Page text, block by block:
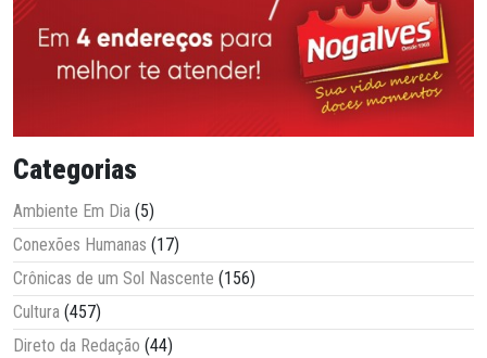
Categorias
Ambiente Em Dia (5)
Conexões Humanas (17)
Crônicas de um Sol Nascente (156)
Cultura (457)
Direto da Redação (44)